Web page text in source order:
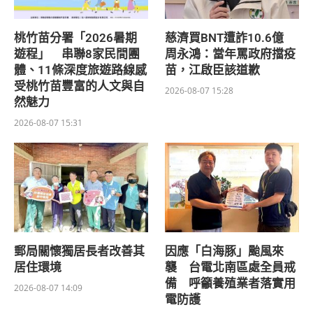
桃竹苗分署「2026暑期
遊程」 串聯8家民間團
體、11條深度旅遊路線感
受桃竹苗豐富的人文與自
然魅力
2026-08-07 15:31
慈濟買BNT遭詐10.6億
周永鴻：當年罵政府擋疫
苗，江啟臣該道歉
2026-08-07 15:28
郵局關懷獨居長者改善其
居住環境
2026-08-07 14:09
因應「白海豚」颱風來
襲 台電北南區處全員戒
備 呼籲養殖業者落實用
電防護